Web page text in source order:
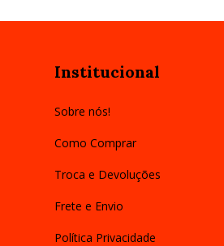
Institucional
Sobre nós!
Como Comprar
Troca e Devoluções
Frete e Envio
Política Privacidade